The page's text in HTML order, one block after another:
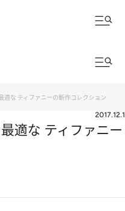
適な ティファニーの新作コレクション
2017.12.1
適な ティファニー